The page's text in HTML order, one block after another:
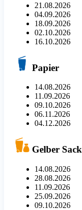
21.08.2026
04.09.2026
18.09.2026
02.10.2026
16.10.2026
Papier
14.08.2026
11.09.2026
09.10.2026
06.11.2026
04.12.2026
Gelber Sack
14.08.2026
28.08.2026
11.09.2026
25.09.2026
09.10.2026